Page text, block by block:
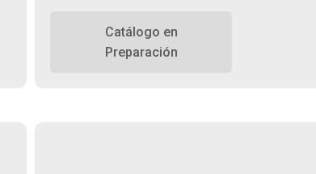
Catálogo en
Preparación